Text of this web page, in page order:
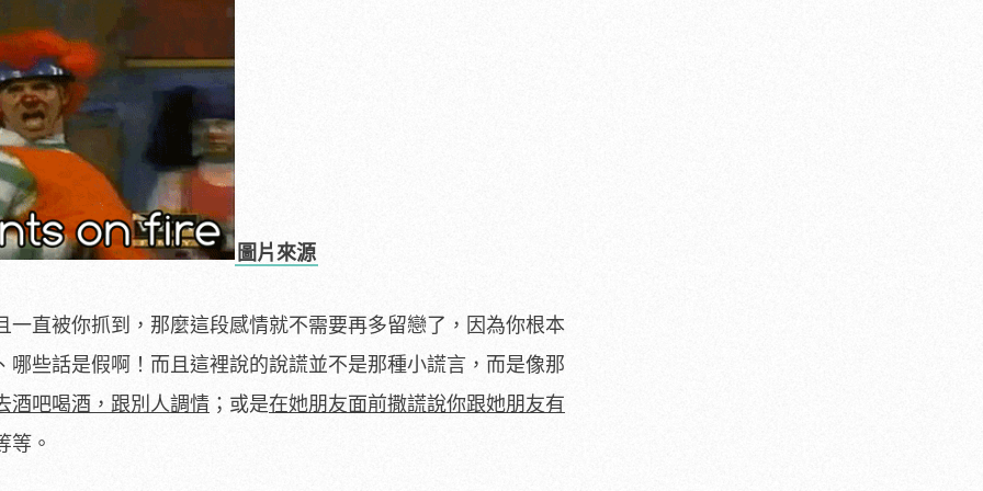
圖片來源
一直被你抓到，那麼這段感情就不需要再多留戀了，因為你根本
哪些話是假啊！而且這裡說的說謊並不是那種小謊言，而是像那
酒吧喝酒，跟別人調情 ；或是在她朋友面前撒謊說你跟她朋友有
等。